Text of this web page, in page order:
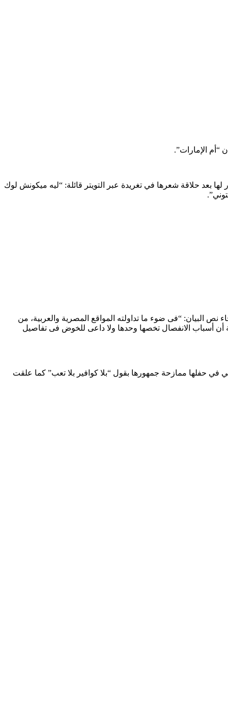
“أم الإمارات”.‏
حلاقة شعرها في تغريدة عبر التويتر قائلة: “ليه ميكونش لوك
نص البيان: “فى ضوء ما تداولته المواقع المصرية والعربية، من
أن أسباب الانفصال تخصها وحدها ولا داعى للخوض فى تفاصيل
حفلها ممازحة جمهورها بقول “بلا كوافير بلا تعب” كما علقت